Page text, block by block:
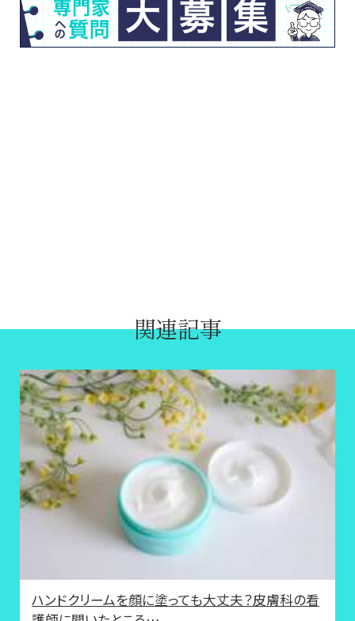
関連記事
ハンドクリームを顔に塗っても大丈夫？皮膚科の看